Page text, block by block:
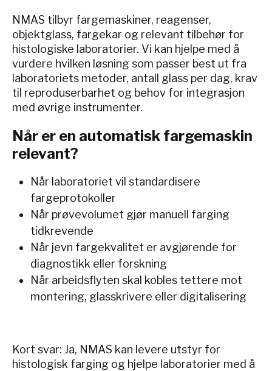
NMAS tilbyr fargemaskiner, reagenser,
objektglass, fargekar og relevant tilbehør for
histologiske laboratorier. Vi kan hjelpe med å
vurdere hvilken løsning som passer best ut fra
laboratoriets metoder, antall glass per dag, krav
til reproduserbarhet og behov for integrasjon
med øvrige instrumenter.
Når er en automatisk fargemaskin
relevant?
Når laboratoriet vil standardisere
fargeprotokoller
Når prøvevolumet gjør manuell farging
tidkrevende
Når jevn fargekvalitet er avgjørende for
diagnostikk eller forskning
Når arbeidsflyten skal kobles tettere mot
montering, glasskrivere eller digitalisering
Kort svar: Ja, NMAS kan levere utstyr for
histologisk farging og hjelpe laboratorier med å